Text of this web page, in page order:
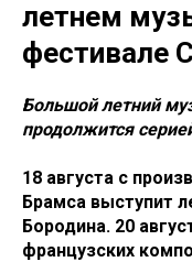
летнем
фестивале
Большой летний
продолжится
18 августа с
Брамса выступит
Бородина. 20
французских